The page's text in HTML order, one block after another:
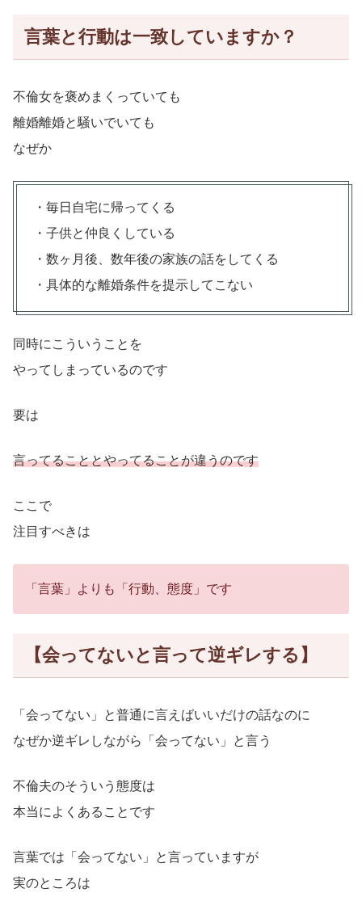
言葉と行動は一致していますか？
不倫女を褒めまくっていても
離婚離婚と騒いでいても
なぜか
・毎日自宅に帰ってくる
・子供と仲良くしている
・数ヶ月後、数年後の家族の話をしてくる
・具体的な離婚条件を提示してこない
同時にこういうことを
やってしまっているのです
要は
言ってることとやってることが違うのです
ここで
注目すべきは
「言葉」よりも「行動、態度」です
【会ってないと言って逆ギレする】
「会ってない」と普通に言えばいいだけの話なのに
なぜか逆ギレしながら「会ってない」と言う
不倫夫のそういう態度は
本当によくあることです
言葉では「会ってない」と言っていますが
実のところは